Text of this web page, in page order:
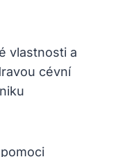
vlastnosti a
cévní